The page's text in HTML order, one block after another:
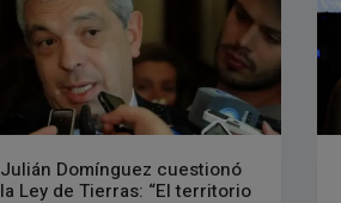
Julián Domínguez cuestionó
la Ley de Tierras: “El territorio